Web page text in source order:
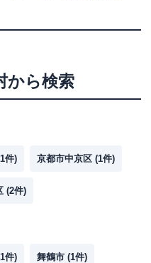
から検索
1件) 京都市中京区 (1件)
(2件)
1件) 舞鶴市 (1件)